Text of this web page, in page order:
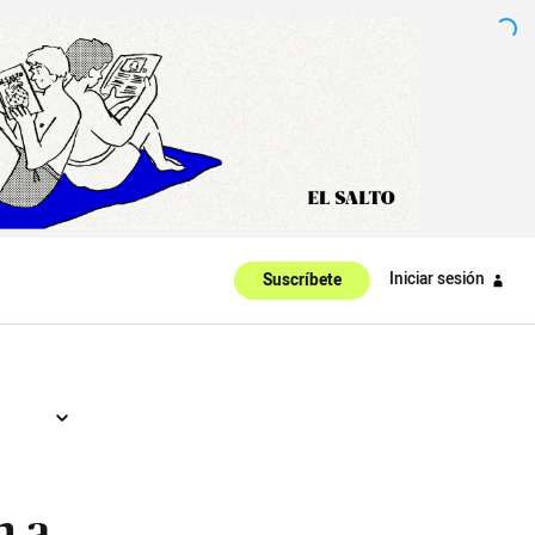
Suscríbete Iniciar sesión